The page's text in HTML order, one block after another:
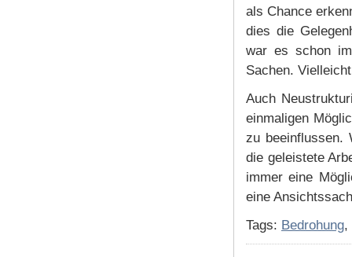
als Chance
dies die
war es schon
Sachen.
Auch
einmaligen
zu beeinflussen.
die geleistete
immer eine
eine
Tags: Bedrohung,